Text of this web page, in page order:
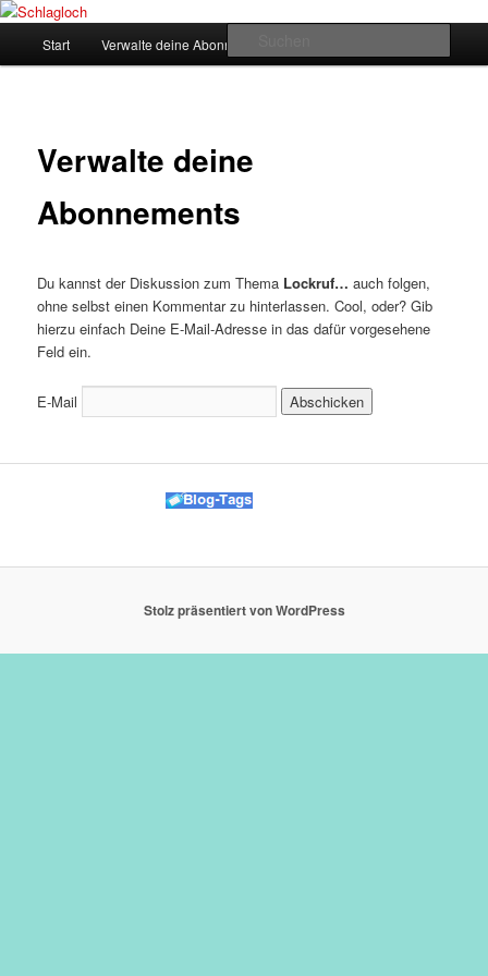
Zum supersberger taggedanken
Start Verwalte deine Abonnements
Verwalte deine
Abonnements
Du kannst der Diskussion zum Thema Lockruf… auch folgen,
ohne selbst einen Kommentar zu hinterlassen. Cool, oder? Gib
hierzu einfach Deine E-Mail-Adresse in das dafür vorgesehene
Feld ein.
E-Mail
Stolz präsentiert von WordPress